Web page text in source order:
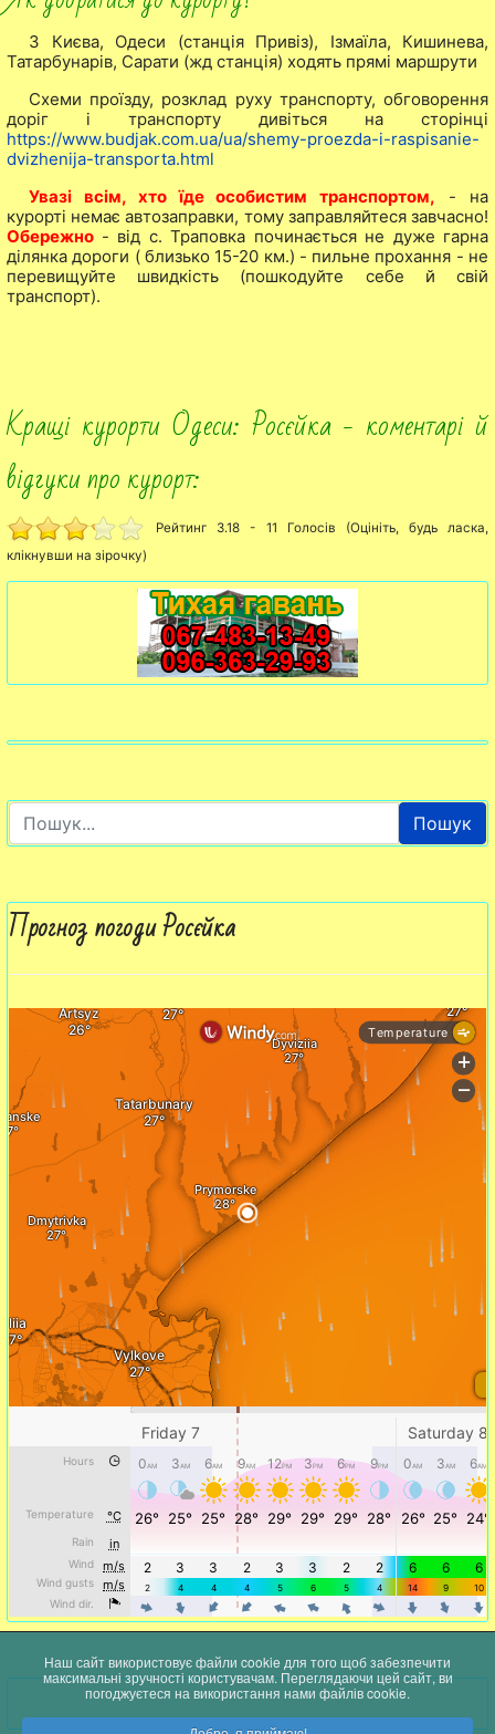
З Києва, Одеси (станція Привіз), Ізмаїла, Кишинева,
Татарбунарів, Сарати (жд станція) ходять прямі маршрути
Схеми проїзду, розклад руху транспорту, обговорення
доріг і транспорту дивіться на сторінці
https://www.budjak.com.ua/ua/shemy-proezda-i-raspisanie-
dvizhenija-transporta.html
Увазі всім, хто їде особистим транспортом, - на
курорті немає автозаправки, тому заправляйтеся завчасно!
Обережно - від с. Траповка починається не дуже гарна
ділянка дороги ( близько 15-20 км.) - пильне прохання - не
перевищуйте швидкість (пошкодуйте себе й свій
транспорт).
Кращі курорти Одеси: Росєйка - коментарі й
відгуки про курорт:
Рейтинг 3.18 - 11 Голосів (Оцініть, будь ласка,
клікнувши на зірочку)
Пошук
Прогноз погоди Росєйка
Наш сайт використовує файли cookie для того щоб забезпечити
максимальні зручності користувачам. Переглядаючи цей сайт, ви
погоджуєтеся на використання нами файлів cookie.